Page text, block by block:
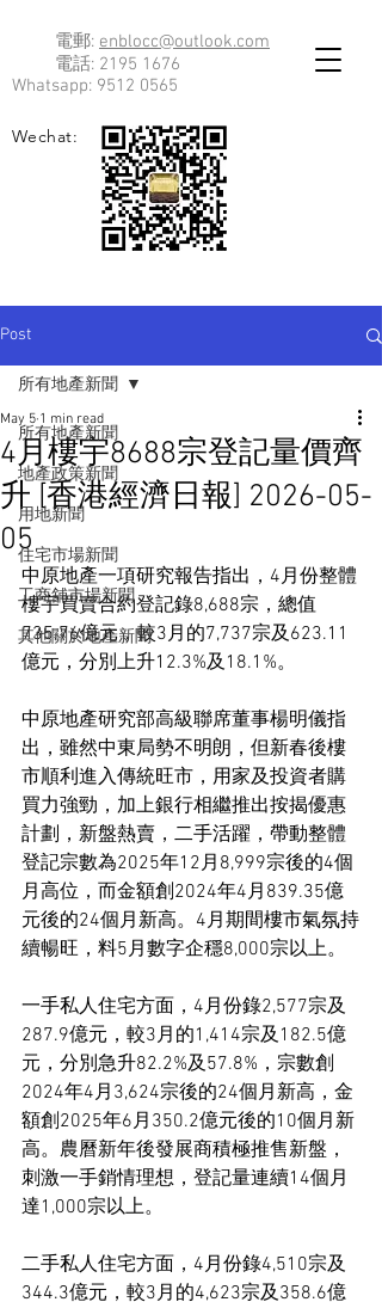
電郵: enblocc@outlook.com
電話: 2195 1676
Whatsapp: 9512 0565
Wechat:
Post
所有地產新聞
地產政策新聞
用地新聞
住宅市場新聞
工商舖市場新聞
其他關於地產新聞
所有地產新聞
4月樓宇8688宗登記量價齊
升 [香港經濟日報] 2026-05-
05
May 5 1 min read
中原地產一項研究報告指出，4月份整體
樓宇買賣合約登記錄8,688宗，總值
735.76億元，較3月的7,737宗及623.11
億元，分別上升12.3%及18.1%。
中原地產研究部高級聯席董事楊明儀指
出，雖然中東局勢不明朗，但新春後樓
市順利進入傳統旺市，用家及投資者購
買力強勁，加上銀行相繼推出按揭優惠
計劃，新盤熱賣，二手活躍，帶動整體
登記宗數為2025年12月8,999宗後的4個
月高位，而金額創2024年4月839.35億
元後的24個月新高。4月期間樓市氣氛持
續暢旺，料5月數字企穩8,000宗以上。
一手私人住宅方面，4月份錄2,577宗及
287.9億元，較3月的1,414宗及182.5億
元，分別急升82.2%及57.8%，宗數創
2024年4月3,624宗後的24個月新高，金
額創2025年6月350.2億元後的10個月新
高。農曆新年後發展商積極推售新盤，
刺激一手銷情理想，登記量連續14個月
達1,000宗以上。
二手私人住宅方面，4月份錄4,510宗及
344.3億元，較3月的4,623宗及358.6億